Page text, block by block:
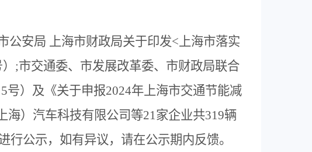
公安局 上海市财政局关于印发< 上海市落实
;市交通委、市发展改革委、市财政局联合
5号）及《关于申报2024年上海市交通节能减
海）汽车科技有限公司等21家企业共319辆
行公示，如有异议，请在公示期内反馈。